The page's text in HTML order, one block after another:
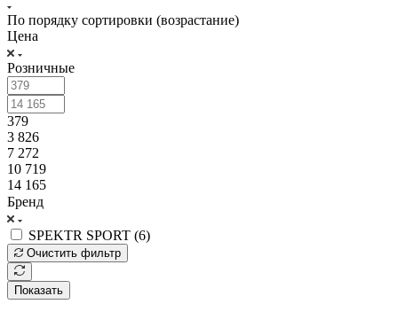
По порядку сортировки (возрастание)
Цена
Розничные
379
3 826
7 272
10 719
14 165
Бренд
SPEKTR SPORT (6)
Очистить фильтр
Показать